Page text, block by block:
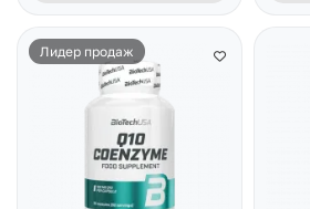
Лидер продаж